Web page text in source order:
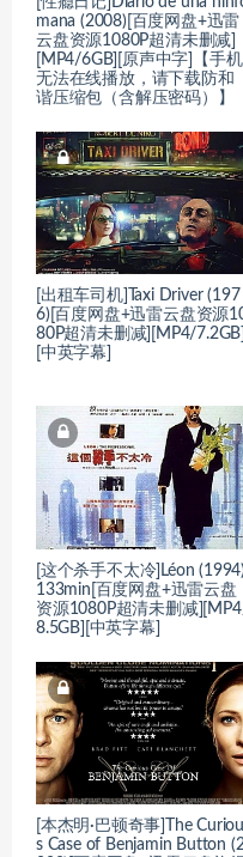
mana (2008)[百度网盘+迅雷
云盘资源1080P超清未删减]
[MP4/6GB][原声中字]【手机
无法在线播放，请下载防和
谐压缩包（含解压密码）】
[出租车司机]Taxi Driver (197
6)[百度网盘+迅雷云盘资源
80P超清未删减][MP4/7.2GB]
[中英字幕]
[这个杀手不太冷]Léon
133min[百度网盘+迅雷云盘
资源1080P超清未删减
8.5GB][中英字幕]
[本杰明·巴顿奇事]The Curiou
s Case of Benjamin Button